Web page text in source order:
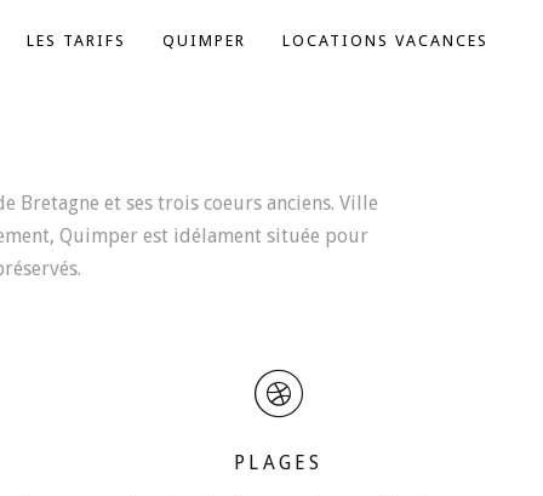
LES TARIFS QUIMPER LOCATIONS VACANCES
et ses trois coeurs anciens. Ville
Quimper est idélament située pour
PLAGES